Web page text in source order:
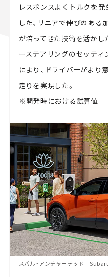
レスポンスよくトルクを
した、リニアで伸びのある
が培ってきた技術を活か
ーステアリングのセッティ
により、ドライバーがより
走りを実現した。
※開発時における試算値
スバル・アンチャーテッド｜